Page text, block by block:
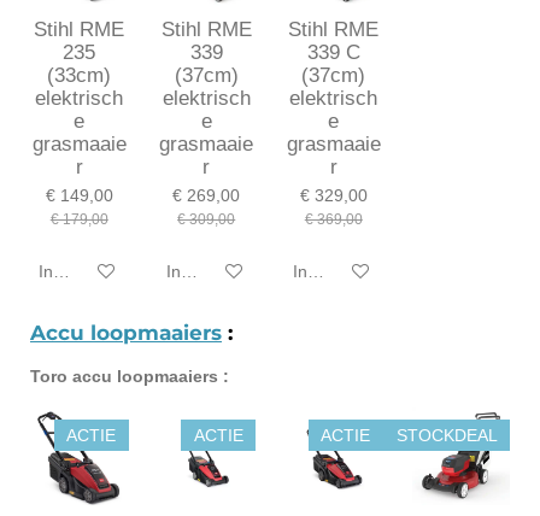
Stihl RME
235
(33cm)
elektrisch
e
grasmaaie
r
€ 149,00
€ 179,00
In winkelwagen
Stihl RME
339
(37cm)
elektrisch
e
grasmaaie
r
€ 269,00
€ 309,00
In winkelwagen
Stihl RME
339 C
(37cm)
elektrisch
e
grasmaaie
r
€ 329,00
€ 369,00
In winkelwagen
Accu loopmaaiers :
Toro accu loopmaaiers :
ACTIE ACTIE ACTIE STOCKDEAL